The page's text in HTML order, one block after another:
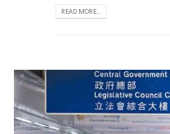
READ MORE...